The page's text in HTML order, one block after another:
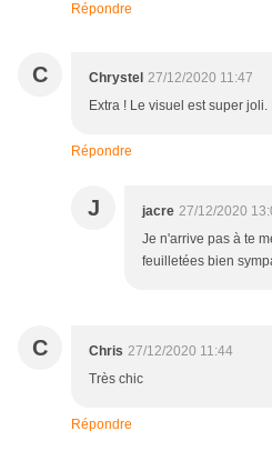
Répondre
C Chrystel 27/12/2020 11:47
Extra ! Le visuel est super joli.
Répondre
J jacre 27/12/2020
Je n'arrive pas à te
feuilletées bien
C Chris 27/12/2020 11:44
Très chic
Répondre